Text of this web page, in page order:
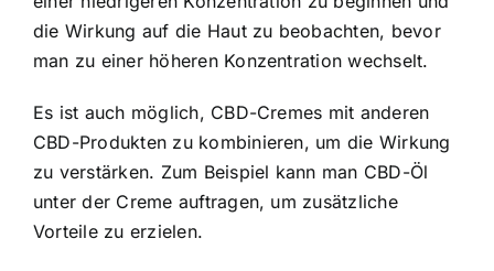
die Wirkung auf die Haut zu beobachten, bevor
man zu einer höheren Konzentration wechselt.
Es ist auch möglich, CBD-Cremes mit anderen
CBD-Produkten zu kombinieren, um die Wirkung
zu verstärken. Zum Beispiel kann man CBD-Öl
unter der Creme auftragen, um zusätzliche
Vorteile zu erzielen.